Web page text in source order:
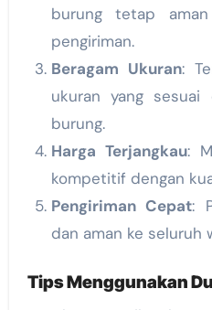
burung tetap
pengiriman.
Beragam Ukuran:
ukuran yang sesuai
burung.
Harga Terjangkau:
kompetitif dengan
Pengiriman Cepat:
dan aman ke seluruh
Tips Menggunakan